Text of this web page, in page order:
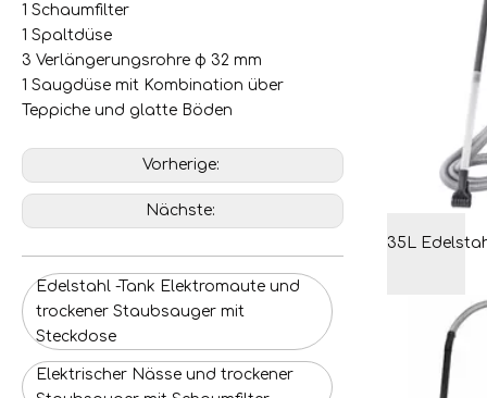
1 Schaumfilter
1 Spaltdüse
3 Verlängerungsrohre φ 32 mm
1 Saugdüse mit Kombination über
Teppiche und glatte Böden
Vorherige:
Nächste:
Edelstahl -Tank Elektromaute und
trockener Staubsauger mit
Steckdose
Elektrischer Nässe und trockener